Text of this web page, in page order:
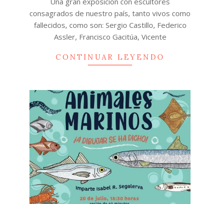
consagrados de nuestro país, tanto vivos como
fallecidos, como son: Sergio Castillo, Federico
Assler, Francisco Gacitúa, Vicente
CONTINUAR LEYENDO